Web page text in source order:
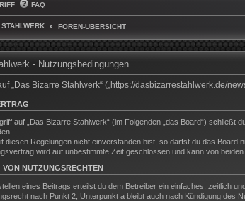
FAQ
FOREN-ÜBERSICHT
- Nutzungsbedingungen
„Das Bizarre Stahlwerk“ („https://dasbizarrestahlwerk.de/
auf „Das Bizarre Stahlwerk“ (im Folgenden „das Board“)
diesen Regelungen nicht einverstanden bist, so darfst du das Board
wird auf unbestimmte Zeit geschlossen und kann von
NUTZUNGSRECHTEN
eines Beitrags erteilst du dem Betreiber ein einfaches, zeitlich
nach Punkt 2, Unterpunkt a bleibt auch nach Kündigung des